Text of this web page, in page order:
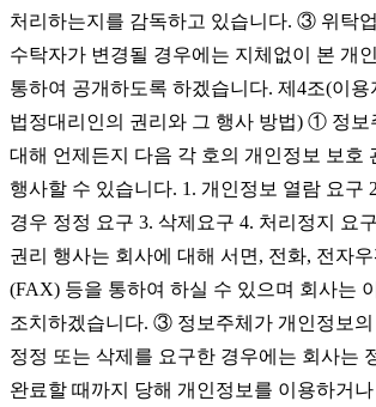
처리하는지를 감독하고 있습니다. ③ 위탁
수탁자가 변경될 경우에는 지체없이 본 개
통하여 공개하도록 하겠습니다. 제4조(이용
법정대리인의 권리와 그 행사 방법) ① 정보
대해 언제든지 다음 각 호의 개인정보 보호
행사할 수 있습니다. 1. 개인정보 열람 요구
경우 정정 요구 3. 삭제요구 4. 처리정지 요
권리 행사는 회사에 대해 서면, 전화, 전자
(FAX) 등을 통하여 하실 수 있으며 회사는
조치하겠습니다. ③ 정보주체가 개인정보
정정 또는 삭제를 요구한 경우에는 회사는
완료할 때까지 당해 개인정보를 이용하거나